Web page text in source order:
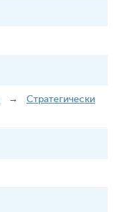
→ Стратегически